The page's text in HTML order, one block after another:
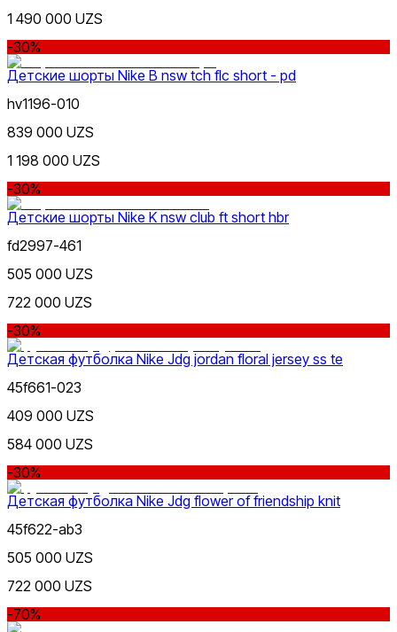
Бежевый
Бордовый
1 490 000 UZS
-30%
Детские шорты Nike B nsw tch flc short - pd
hv1196-010
839 000 UZS
1 198 000 UZS
-30%
Детские шорты Nike K nsw club ft short hbr
fd2997-461
505 000 UZS
722 000 UZS
-30%
Детская футболка Nike Jdg jordan floral jersey ss te
45f661-023
409 000 UZS
584 000 UZS
-30%
Детская футболка Nike Jdg flower of friendship knit
45f622-ab3
505 000 UZS
722 000 UZS
-70%